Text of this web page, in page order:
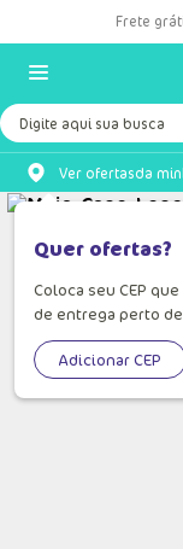
Frete
Digite aqui sua
Ver ofertasda
Quer ofertas?
Coloca seu CEP
de entrega perto
Adicionar CEP